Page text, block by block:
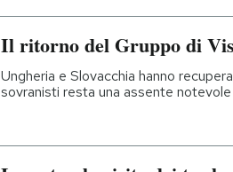
Il ritorno del Gruppo di
Ungheria e Slovacchia hanno
sovranisti resta una assente notevole